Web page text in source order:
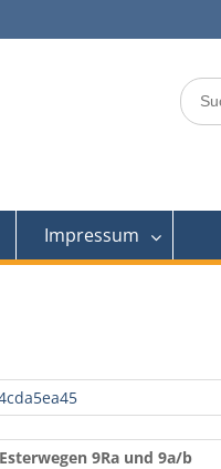
Search
for:
Impressum
9Ra und 9a/b